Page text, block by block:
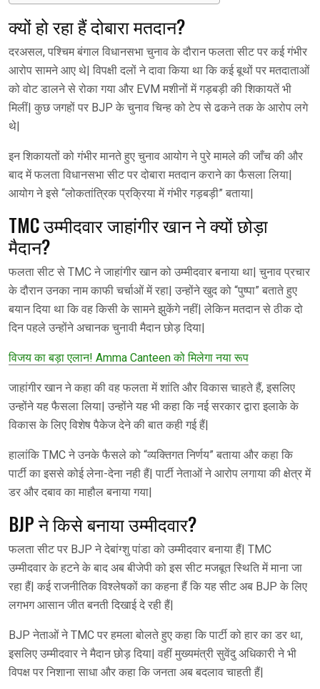
क्यों हो रहा हैं दोबारा मतदान?
दरअसल, पश्चिम बंगाल विधानसभा चुनाव के दौरान फलता सीट पर कई गंभीर
आरोप सामने आए थे| विपक्षी दलों ने दावा किया था कि कई बूथों पर मतदाताओं
को वोट डालने से रोका गया और EVM मशीनों में गड़बड़ी की शिकायतें भी
मिलीं| कुछ जगहों पर BJP के चुनाव चिन्ह को टेप से ढकने तक के आरोप लगे
थे|
इन शिकायतों को गंभीर मानते हुए चुनाव आयोग ने पुरे मामले की जाँच की और
बाद में फलता विधानसभा सीट पर दोबारा मतदान कराने का फैसला लिया|
आयोग ने इसे “लोकतांत्रिक प्रक्रिया में गंभीर गड़बड़ी” बताया|
TMC उम्मीदवार जाहांगीर खान ने क्यों छोड़ा
मैदान?
फलता सीट से TMC ने जाहांगीर खान को उम्मीदवार बनाया था| चुनाव प्रचार
के दौरान उनका नाम काफी चर्चाओं में रहा| उन्होंने खुद को “पुष्पा” बताते हुए
बयान दिया था कि वह किसी के सामने झुकेंगे नहीं| लेकिन मतदान से ठीक दो
दिन पहले उन्होंने अचानक चुनावी मैदान छोड़ दिया|
विजय का बड़ा एलान! Amma Canteen को मिलेगा नया रूप
जाहांगीर खान ने कहा की वह फलता में शांति और विकास चाहते हैं, इसलिए
उन्होंने यह फैसला लिया| उन्होंने यह भी कहा कि नई सरकार द्वारा इलाके के
विकास के लिए विशेष पैकेज देने की बात कही गई हैं|
हालांकि TMC ने उनके फैसले को “व्यक्तिगत निर्णय” बताया और कहा कि
पार्टी का इससे कोई लेना-देना नही हैं| पार्टी नेताओं ने आरोप लगाया की क्षेत्र में
डर और दबाव का माहौल बनाया गया|
BJP ने किसे बनाया उम्मीदवार?
फलता सीट पर BJP ने देबांग्शु पांडा को उम्मीदवार बनाया हैं| TMC
उम्मीदवार के हटने के बाद अब बीजेपी को इस सीट मजबूत स्थिति में माना जा
रहा हैं| कई राजनीतिक विश्लेषकों का कहना हैं कि यह सीट अब BJP के लिए
लगभग आसान जीत बनती दिखाई दे रही हैं|
BJP नेताओं ने TMC पर हमला बोलते हुए कहा कि पार्टी को हार का डर था,
इसलिए उम्मीदवार ने मैदान छोड़ दिया| वहीं मुख्यमंत्री सुवेंदु अधिकारी ने भी
विपक्ष पर निशाना साधा और कहा कि जनता अब बदलाव चाहती हैं|